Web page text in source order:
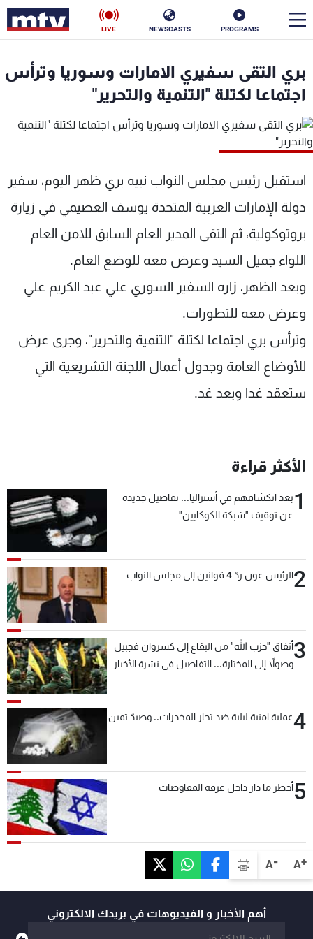
PROGRAMS
NEWSCASTS
LIVE
A+
A-
بري التقى سفيري الامارات وسوريا وترأس
اجتماعا لكتلة "التنمية والتحرير"
استقبل رئيس مجلس النواب نبيه بري ظهر اليوم، سفير
دولة الإمارات العربية المتحدة يوسف العصيمي في زيارة
بروتوكولية، ثم التقى المدير العام السابق للامن العام
اللواء جميل السيد وعرض معه للوضع العام.
وبعد الظهر، زاره السفير السوري علي عبد الكريم علي
وعرض معه للتطورات.
وترأس بري اجتماعا لكتلة "التنمية والتحرير"، وجرى عرض
للأوضاع العامة وجدول أعمال اللجنة التشريعية التي
ستعقد غدا وبعد غد.
الأكثر قراءة
1بعد انكشافهم في أستراليا... تفاصيل جديدة
عن توقيف "شبكة الكوكايين"
2الرئيس عون ردّ 4 قوانين إلى مجلس النواب
3أنفاق "حزب الله" من البقاع إلى كسروان فجبيل
وصولاً إلى المختارة... التفاصيل في نشرة الأخبار
4عملية امنية ليلية ضد تجار المخدرات.. وصيدٌ ثمين
5أخطر ما دار داخل غرفة المفاوضات
أهم الأخبار و الفيديوهات في بريدك الالكتروني
الأخبار
سياسة ناس
منوعات
كأس العالم
البرامج
جدول البرامج
شاهد البرامج
الترددات
عن MTV